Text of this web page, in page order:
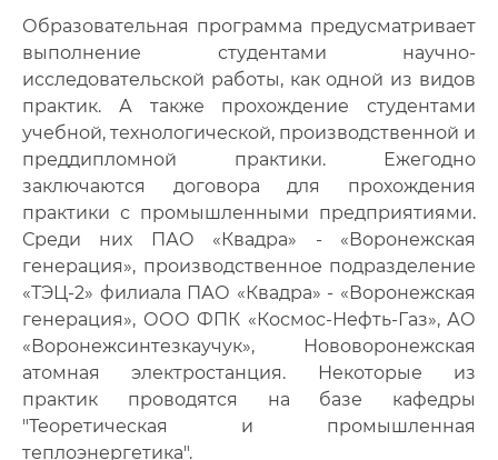
Образовательная программа предусматривает
выполнение студентами научно-
исследовательской работы, как одной из видов
практик. А также прохождение студентами
учебной, технологической, производственной и
преддипломной практики. Ежегодно
заключаются договора для прохождения
практики с промышленными предприятиями.
Среди них ПАО «Квадра» - «Воронежская
генерация», производственное подразделение
«ТЭЦ-2» филиала ПАО «Квадра» - «Воронежская
генерация», ООО ФПК «Космос-Нефть-Газ», АО
«Воронежсинтезкаучук», Нововоронежская
атомная электростанция. Некоторые из
практик проводятся на базе кафедры
"Теоретическая и промышленная
теплоэнергетика".